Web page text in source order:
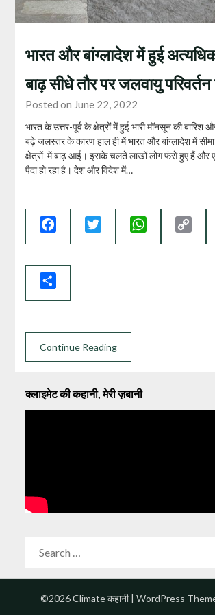
भारत और बांग्लादेश में हुई
बाढ़ सीधे तौर पर जलवायु
Posted on June 22, 2022
भारत के उत्तर-पूर्व के क्षेत्रों में हुई भारी मॉनसून की बारिश
बढ़े जलस्तर के कारण हाल ही में भारत और बांग्लादेश में
क्षेत्रों में बाढ़ आई। इसके चलते लाखों लोग फंसे हुए हैं और
पैदा हो रहा है। देश और विदेश में…
Facebook Twitter WhatsApp
Link
Continue Reading
क्लाइमेट की कहानी, मेरी ज़बानी
©2026 Climate कहानी| WordPress